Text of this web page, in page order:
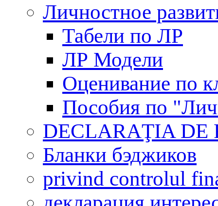
Личностное
Табели по ЛР
ЛР Модели
Оценивание по
Пособия по
DECLARAŢIA DE
Бланки бэджиков
privind controlul